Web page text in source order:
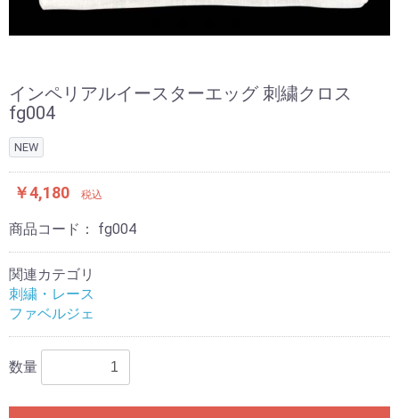
インペリアルイースターエッグ 刺繍クロス
fg004
NEW
￥4,180 税込
商品コード： fg004
関連カテゴリ
刺繍・レース
ファベルジェ
数量